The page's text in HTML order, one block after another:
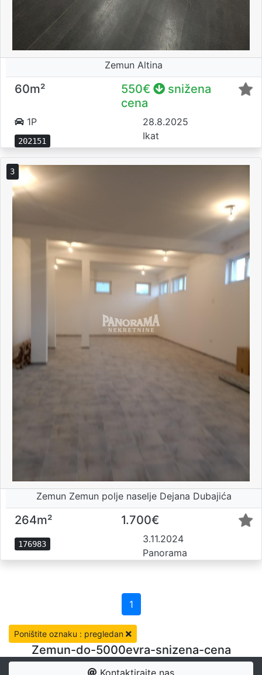
Zemun Altina
60m² 550€
snižena
cena
1P
202151
28.8.2025
Ikat
3
Zemun Zemun polje naselje Dejana Dubajića
264m² 1.700€
176983
3.11.2024
Panorama
1
Poništite oznaku : pregledan
Zemun-do-5000evra-snizena-cena